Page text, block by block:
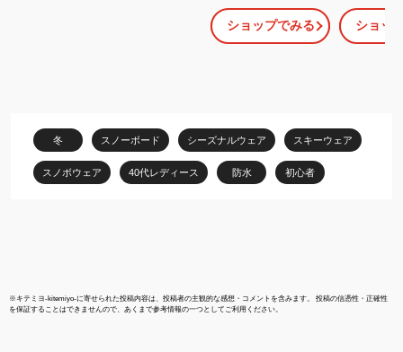
ラフル グラデーション
セットアップ スノーウ
ェア ジャケット パンツ
通気性 耐摩擦 保温 防寒
抜水 韓国風 2022 送料無
料
ショップでみる
レディース
スキーウエ
ノーウェア
ドウェア も
POSKI-
ショッ
冬 スノーボード シーズナルウェア スキーウェア
スノボウェア 40代レディース 防水 初心者
※キテミヨ-kitemiyo-に寄せられた投稿内容は、投稿者の主観的な感想・コメントを含みます。 投稿の信憑性・正確性
を保証することはできませんので、あくまで参考情報の一つとしてご利用ください。